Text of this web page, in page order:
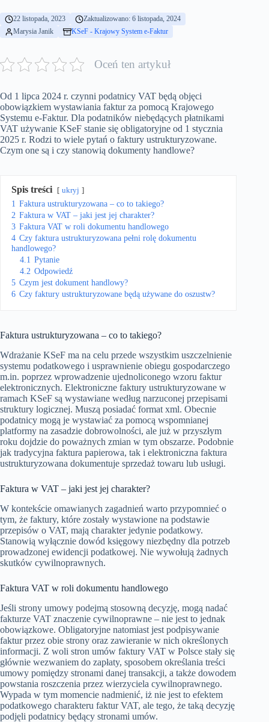
22 listopada, 2023
Zaktualizowano: 6 listopada, 2024
Marysia Janik
KSeF - Krajowy System e-Faktur
Oceń ten artykuł
Od 1 lipca 2024 r. czynni podatnicy VAT będą objęci
obowiązkiem wystawiania faktur za pomocą Krajowego
Systemu e-Faktur. Dla podatników niebędących płatnikami
VAT używanie KSeF stanie się obligatoryjne od 1 stycznia
2025 r. Rodzi to wiele pytań o faktury ustrukturyzowane.
Czym one są i czy stanowią dokumenty handlowe?
Spis treści ukryj
1 Faktura ustrukturyzowana – co to takiego?
2 Faktura w VAT – jaki jest jej charakter?
3 Faktura VAT w roli dokumentu handlowego
4 Czy faktura ustrukturyzowana pełni rolę dokumentu
handlowego?
4.1 Pytanie
4.2 Odpowiedź
5 Czym jest dokument handlowy?
6 Czy faktury ustrukturyzowane będą używane do oszustw?
Faktura ustrukturyzowana – co to takiego?
Wdrażanie KSeF ma na celu przede wszystkim uszczelnienie
systemu podatkowego i usprawnienie obiegu gospodarczego
m.in. poprzez wprowadzenie ujednoliconego wzoru faktur
elektronicznych. Elektroniczne faktury ustrukturyzowane w
ramach KSeF są wystawiane według narzuconej przepisami
struktury logicznej. Muszą posiadać format xml. Obecnie
podatnicy mogą je wystawiać za pomocą wspomnianej
platformy na zasadzie dobrowolności, ale już w przyszłym
roku dojdzie do poważnych zmian w tym obszarze. Podobnie
jak tradycyjna faktura papierowa, tak i elektroniczna faktura
ustrukturyzowana dokumentuje sprzedaż towaru lub usługi.
Faktura w VAT – jaki jest jej charakter?
W kontekście omawianych zagadnień warto przypomnieć o
tym, że faktury, które zostały wystawione na podstawie
przepisów o VAT, mają charakter jedynie podatkowy.
Stanowią wyłącznie dowód księgowy niezbędny dla potrzeb
prowadzonej ewidencji podatkowej. Nie wywołują żadnych
skutków cywilnoprawnych.
Faktura VAT w roli dokumentu handlowego
Jeśli strony umowy podejmą stosowną decyzję, mogą nadać
fakturze VAT znaczenie cywilnoprawne – nie jest to jednak
obowiązkowe. Obligatoryjne natomiast jest podpisywanie
faktur przez obie strony oraz zawieranie w nich określonych
informacji. Z woli stron umów faktury VAT w Polsce stały się
głównie wezwaniem do zapłaty, sposobem określania treści
umowy pomiędzy stronami danej transakcji, a także dowodem
powstania roszczenia przez wierzyciela cywilnoprawnego.
Wypada w tym momencie nadmienić, iż nie jest to efektem
podatkowego charakteru faktur VAT, ale tego, że taką decyzję
podjęli podatnicy będący stronami umów.